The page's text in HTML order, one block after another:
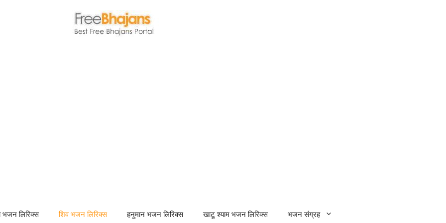
भजन लिरिक्स शिव भजन लिरिक्स हनुमान भजन लिरिक्स खाटू श्याम भजन लिरिक्स भजन संग्रह